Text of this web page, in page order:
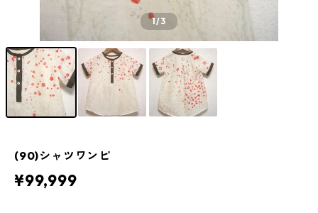
1/3
(90)シャツワンピ
¥99,999